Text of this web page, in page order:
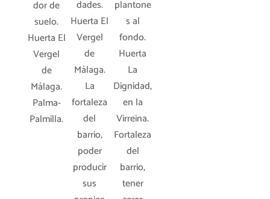
dor de
suelo.
Huerta El
Vergel
de
Málaga.
Palma-
Palmilla.
dades.
Huerta El
Vergel
de
Málaga.
La
fortaleza
del
barrio,
poder
producir
sus
plantone
s al
fondo.
Huerta
La
Dignidad,
en la
Virreina.
Fortaleza
del
barrio,
tener